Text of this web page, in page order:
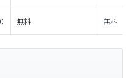
無料 無料